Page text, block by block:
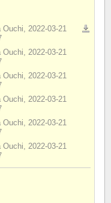
Ouchi, 2022-03-21
Ouchi, 2022-03-21
Ouchi, 2022-03-21
Ouchi, 2022-03-21
Ouchi, 2022-03-21
Ouchi, 2022-03-21